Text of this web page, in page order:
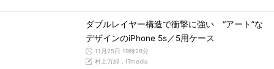
ダブルレイヤー構造で衝撃に強い “アート”な
デザインのiPhone 5s／5用ケース
11月25日 19時28分
村上万純，ITmedia